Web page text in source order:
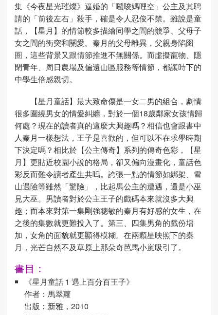
集《今夜星光璀燦》逼婚的「囉唆媽哩空」公主及其聘
請的「前後左右」殺手，確是令人忍俊不禁。雖說是童
話，【星月】的情節較多描繪同學之間的競爭、父母子
女之間的衝突和關愛。秦月的父母離異，父親身陷囹
圄，這些背景又跟情節推進不無關係。而虛擬寵物、隱
閉青年、周日農場及偏遠山區服務等情節，都讓時下的
中學生倍感親切。
【星月童話】最大致命傷是一女二男的組合，劇情
很多圍繞男女的情愛糾纏，對於一個18歲鄰家女孩情歸
何處？現在的讀者真的這麼大興趣嗎？相信也會跟書中
人秦月一樣想法，王子是喜歡的，但可以不在求學時期
下決定嗎？相比於【公主傳奇】系列的傳奇色彩，【星
月】更貼近校園小說的格局，卻又偏向漫畫化，童話色
彩反而難令讀者產生共嗚。誇張一點的情節如綁架、雪
山遇險等雖然「驚險」，比起馬公主的遭遇，還是小巫
見大巫。男讀者對於公主王子的戲碼本來就沒多大興
趣；而本來對第一集剛強聰敏的秦月有好感的女生，在
之後的集數就更難投入了。第三、四集男角的戲份增
加，女角的面貌就更顯得模糊。在兩顆星映照下的秦
月，光芒自然不及草原上那朵奇芭馬小嵐吸引了。
書目：
《星月童話 1 遇上百分百王子》
作者：馬翠蘿
出版：新雅，2010